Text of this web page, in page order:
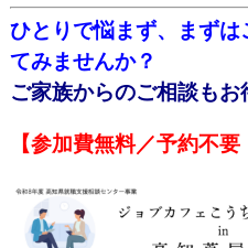
ひとりで悩まず、まず
てみませんか？
ご家族からのご相談もお
【参加費無料／予約不要